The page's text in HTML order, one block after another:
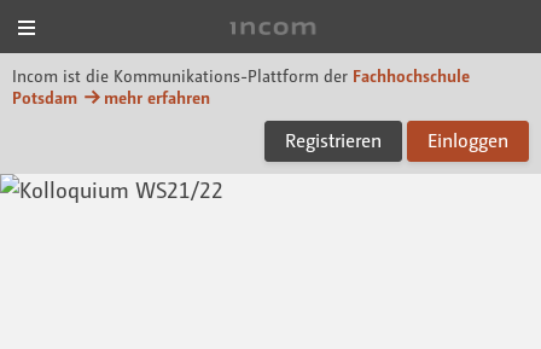
Incom ist die Kommunikations-Plattform der Fachhochschule
Potsdam
mehr erfahren
Registrieren Einloggen